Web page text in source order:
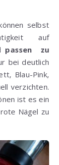
selbst
auf
passen zu
bei deutlich
Blau-Pink,
verzichten.
ist es ein
Nägel zu